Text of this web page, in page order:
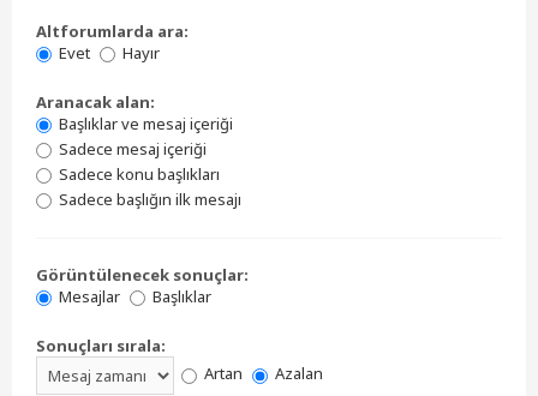
Altforumlarda ara:
Evet
Hayır
Aranacak alan:
Başlıklar ve mesaj içeriği
Sadece mesaj içeriği
Sadece konu başlıkları
Sadece başlığın ilk mesajı
Görüntülenecek sonuçlar:
Mesajlar
Başlıklar
Sonuçları sırala:
Artan
Azalan